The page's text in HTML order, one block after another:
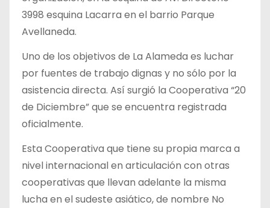
3998 esquina Lacarra en el barrio Parque
Avellaneda.
Uno de los objetivos de La Alameda es luchar
por fuentes de trabajo dignas y no sólo por la
asistencia directa. Así surgió la Cooperativa “20
de Diciembre” que se encuentra registrada
oficialmente.
Esta Cooperativa que tiene su propia marca a
nivel internacional en articulación con otras
cooperativas que llevan adelante la misma
lucha en el sudeste asiático, de nombre No